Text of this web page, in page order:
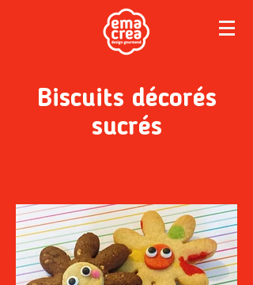
Biscuits décorés
sucrés